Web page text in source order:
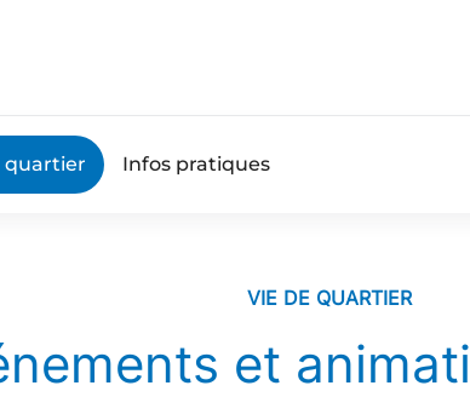
quartier Infos pratiques
VIE DE QUARTIER
et